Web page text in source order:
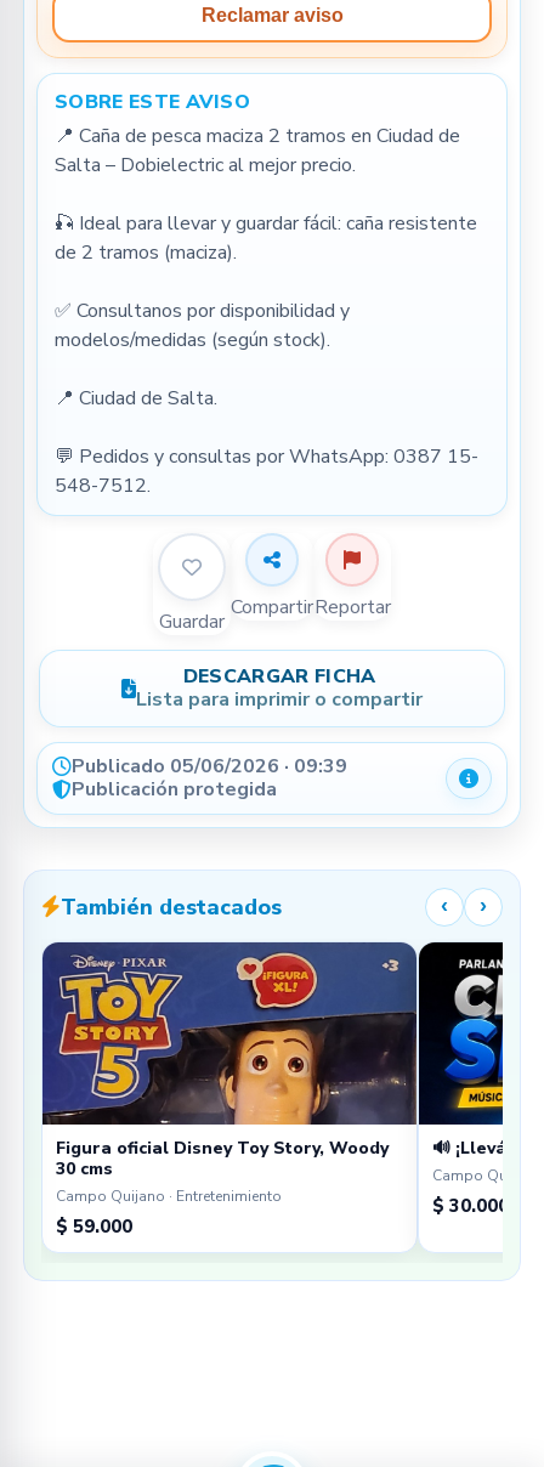
Reclamar aviso
SOBRE ESTE AVISO
📍 Caña de pesca maciza 2 tramos en Ciudad de
Salta – Dobielectric al mejor precio.
🎣 Ideal para llevar y guardar fácil: caña resistente
de 2 tramos (maciza).
✅ Consultanos por disponibilidad y
modelos/medidas (según stock).
📍 Ciudad de Salta.
💬 Pedidos y consultas por WhatsApp: 0387 15-
548-7512.
Guardar
CompartirReportar
DESCARGAR FICHA
Lista para imprimir o compartir
Publicado 05/06/2026 · 09:39
Publicación protegida
También destacados ‹ ›
Figura oficial Disney Toy Story, Woody
30 cms
Campo Quijano · Entretenimiento
$ 59.000
🔊 ¡Llevá tu
Campo
$ 30.000